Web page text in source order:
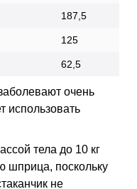
187,5
125
62,5
очень
использовать
тела до 10 кг
шприца, поскольку
не